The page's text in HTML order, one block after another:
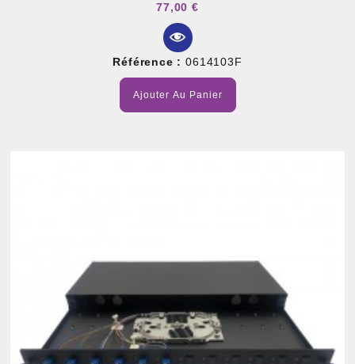
77,00 €
Référence : 0614103F
Ajouter Au Panier